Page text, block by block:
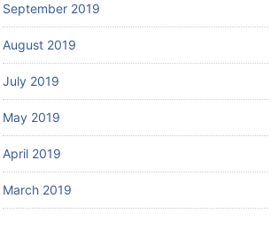
September 2019
August 2019
July 2019
May 2019
April 2019
March 2019